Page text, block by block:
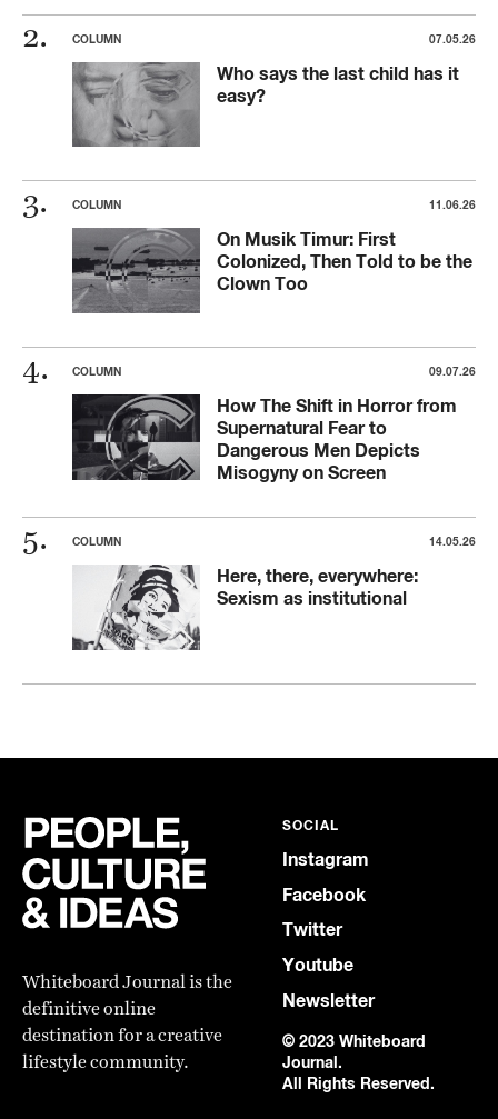
COLUMN 07.05.26
Who says the last child has it
easy?
COLUMN 11.06.26
On Musik Timur: First
Colonized, Then Told to be the
Clown Too
COLUMN 09.07.26
How The Shift in Horror from
Supernatural Fear to
Dangerous Men Depicts
Misogyny on Screen
COLUMN 14.05.26
Here, there, everywhere:
Sexism as institutional
Whiteboard Journal is the
definitive online
destination for a creative
lifestyle community.
SOCIAL
Instagram
Facebook
Twitter
Youtube
Newsletter
© 2023 Whiteboard
Journal.
All Rights Reserved.